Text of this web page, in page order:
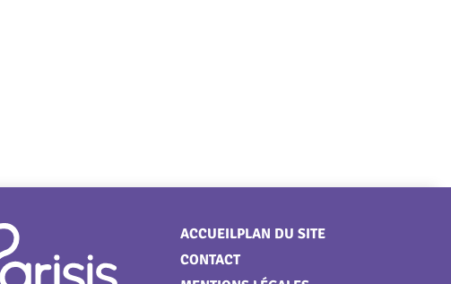
Menu
Pied
ACCUEILPLAN DU SITE
CONTACT